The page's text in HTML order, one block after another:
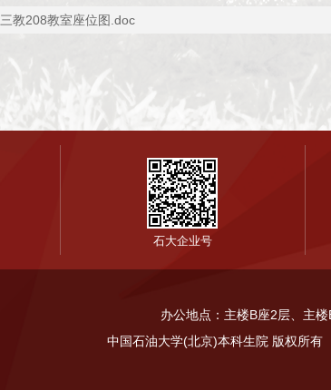
三教208教室座位图.doc
石大企业号
办公地点：主楼B座2层、主
中国石油大学(北京)本科生院 版权所有